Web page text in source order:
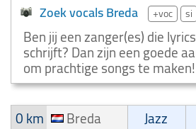
Zoek vocals Breda +voc si
Ben jij een zanger(es) die
schrijft? Dan zijn een goede
om prachtige songs te maken!
0 km
Breda Jazz